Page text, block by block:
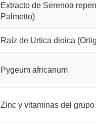
Extracto de Serenoa
Palmetto)
Raíz de Urtica dioica
Pygeum africanum
Zinc y vitaminas del grupo